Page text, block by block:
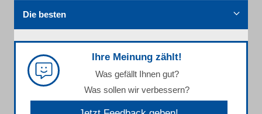
Die besten
Ihre Meinung zählt!
Was gefällt Ihnen gut?
Was sollen wir verbessern?